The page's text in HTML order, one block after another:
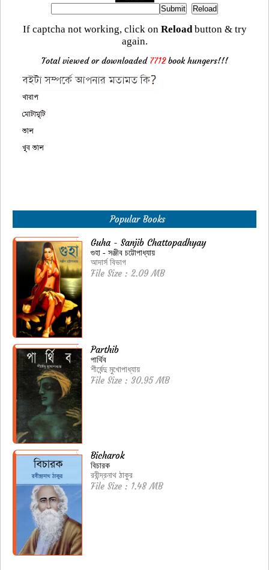
If captcha not working, click on Reloadbutton & try
again.
Total viewed or downloaded 7712book hungers!!!
Popular Books
Guha - Sanjib Chattopadhyay
গুহা - সঞ্জীব চট্টোপাধ্যায়
আদার্স বিভাগ
File Size : 2.09 MB
Parthib
পার্থিব
শীর্ষেন্দু মুখোপাধ্যায়
File Size : 30.95 MB
Bicharok
বিচারক
রবীন্দ্রনাথ ঠাকুর
File Size : 1.48 MB